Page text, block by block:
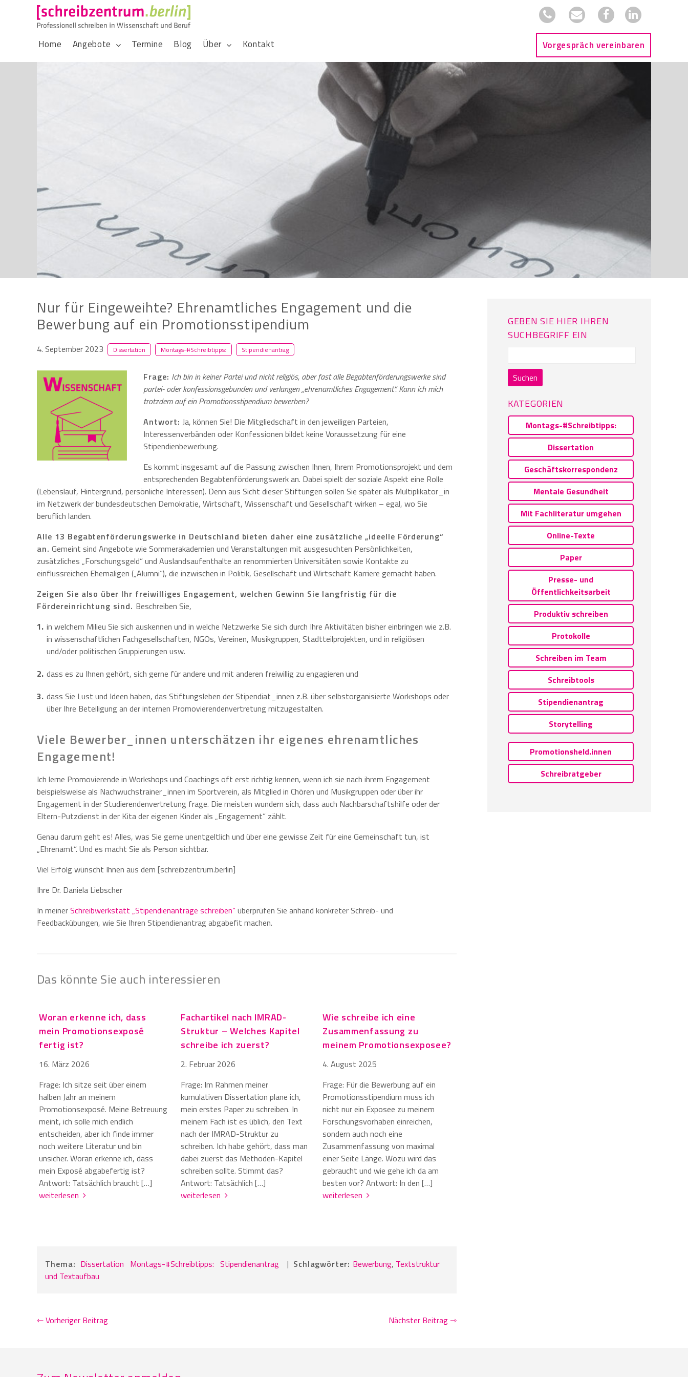
Home Angebote Termine Blog Über Kontakt Vorgespräch vereinbaren
Nur für Eingeweihte? Ehrenamtliches Engagement und die
Bewerbung auf ein Promotionsstipendium
4. September 2023 Dissertation Montags-#Schreibtipps: Stipendienantrag
Frage: Ich bin in keiner Partei und nicht religiös, aber fast alle Begabtenförderungswerke sind
partei- oder konfessionsgebunden und verlangen „ehrenamtliches Engagement“. Kann ich mich
trotzdem auf ein Promotionsstipendium bewerben?
Antwort: Ja, können Sie! Die Mitgliedschaft in den jeweiligen Parteien,
Interessenverbänden oder Konfessionen bildet keine Voraussetzung für eine
Stipendienbewerbung.
Es kommt insgesamt auf die Passung zwischen Ihnen, Ihrem Promotionsprojekt und dem
entsprechenden Begabtenförderungswerk an. Dabei spielt der soziale Aspekt eine Rolle
(Lebenslauf, Hintergrund, persönliche Interessen). Denn aus Sicht dieser Stiftungen sollen Sie später als Multiplikator_in
im Netzwerk der bundesdeutschen Demokratie, Wirtschaft, Wissenschaft und Gesellschaft wirken – egal, wo Sie
beruflich landen.
Alle 13 Begabtenförderungswerke in Deutschland bieten daher eine zusätzliche „ideelle Förderung“
an. Gemeint sind Angebote wie Sommerakademien und Veranstaltungen mit ausgesuchten Persönlichkeiten,
zusätzliches „Forschungsgeld“ und Auslandsaufenthalte an renommierten Universitäten sowie Kontakte zu
einflussreichen Ehemaligen („Alumni“), die inzwischen in Politik, Gesellschaft und Wirtschaft Karriere gemacht haben.
Zeigen Sie also über Ihr freiwilliges Engagement, welchen Gewinn Sie langfristig für die
Fördereinrichtung sind. Beschreiben Sie,
in welchem Milieu Sie sich auskennen und in welche Netzwerke Sie sich durch Ihre Aktivitäten bisher einbringen wie z.B.
in wissenschaftlichen Fachgesellschaften, NGOs, Vereinen, Musikgruppen, Stadtteilprojekten, und in religiösen
und/oder politischen Gruppierungen usw.
dass es zu Ihnen gehört, sich gerne für andere und mit anderen freiwillig zu engagieren und
dass Sie Lust und Ideen haben, das Stiftungsleben der Stipendiat_innen z.B. über selbstorganisierte Workshops oder
über Ihre Beteiligung an der internen Promovierendenvertretung mitzugestalten.
Viele Bewerber_innen unterschätzen ihr eigenes ehrenamtliches
Engagement!
Ich lerne Promovierende in Workshops und Coachings oft erst richtig kennen, wenn ich sie nach ihrem Engagement
beispielsweise als Nachwuchstrainer_innen im Sportverein, als Mitglied in Chören und Musikgruppen oder über ihr
Engagement in der Studierendenvertretung frage. Die meisten wundern sich, dass auch Nachbarschaftshilfe oder der
Eltern-Putzdienst in der Kita der eigenen Kinder als „Engagement“ zählt.
Genau darum geht es! Alles, was Sie gerne unentgeltlich und über eine gewisse Zeit für eine Gemeinschaft tun, ist
„Ehrenamt“. Und es macht Sie als Person sichtbar.
Viel Erfolg wünscht Ihnen aus dem [schreibzentrum.berlin]
Ihre Dr. Daniela Liebscher
In meinerSchreibwerkstatt „Stipendienanträge schreiben“überprüfen Sie anhand konkreter Schreib- und
Feedbackübungen, wie Sie Ihren Stipendienantrag abgabefit machen.
Das könnte Sie auch interessieren
Woran erkenne ich, dass
mein Promotionsexposé
fertig ist?
16. März 2026
Frage: Ich sitze seit über einem
halben Jahr an meinem
Promotionsexposé. Meine Betreuung
meint, ich solle mich endlich
entscheiden, aber ich finde immer
noch weitere Literatur und bin
unsicher. Woran erkenne ich, dass
mein Exposé abgabefertig ist?
Antwort: Tatsächlich braucht […]
weiterlesen
Fachartikel nach IMRAD-
Struktur – Welches Kapitel
schreibe ich zuerst?
2. Februar 2026
Frage: Im Rahmen meiner
kumulativen Dissertation plane ich,
mein erstes Paper zu schreiben. In
meinem Fach ist es üblich, den Text
nach der IMRAD-Struktur zu
schreiben. Ich habe gehört, dass man
dabei zuerst das Methoden-Kapitel
schreiben sollte. Stimmt das?
Antwort: Tatsächlich […]
weiterlesen
Wie schreibe ich eine
Zusammenfassung zu
meinem Promotionsexposee?
4. August 2025
Frage: Für die Bewerbung auf ein
Promotionsstipendium muss ich
nicht nur ein Exposee zu meinem
Forschungsvorhaben einreichen,
sondern auch noch eine
Zusammenfassung von maximal
einer Seite Länge. Wozu wird das
gebraucht und wie gehe ich da am
besten vor? Antwort: In den […]
weiterlesen
Thema: Dissertation Montags-#Schreibtipps: Stipendienantrag | Schlagwörter: Bewerbung, Textstruktur
und Textaufbau
⇽ Vorheriger Beitrag Nächster Beitrag ⇾
GEBEN SIE HIER IHREN
SUCHBEGRIFF EIN
KATEGORIEN
Montags-#Schreibtipps:
Dissertation
Geschäftskorrespondenz
Mentale Gesundheit
Mit Fachliteratur umgehen
Online-Texte
Paper
Presse- und
Öffentlichkeitsarbeit
Produktiv schreiben
Protokolle
Schreiben im Team
Schreibtools
Stipendienantrag
Storytelling
Promotionsheld.innen
Schreibratgeber